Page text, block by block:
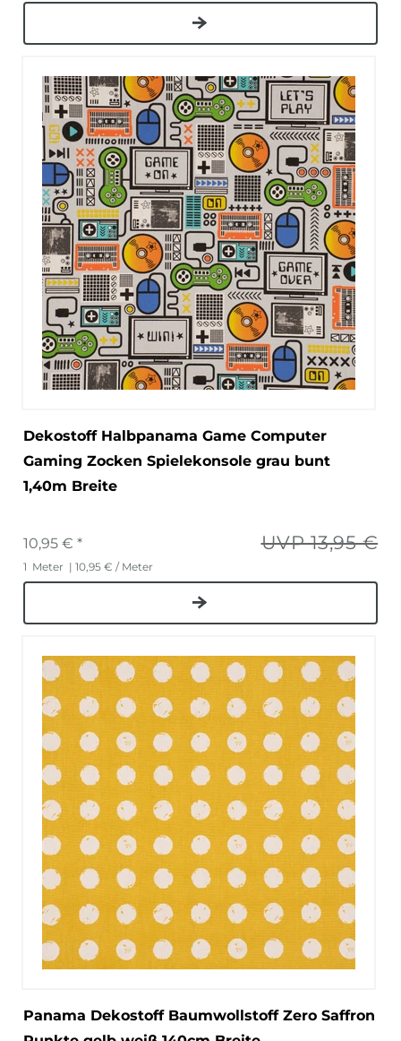
Dekostoff Halbpanama Game Computer
Gaming Zocken Spielekonsole grau bunt
1,40m Breite
UVP 13,95 €
10,95 € *
1 Meter | 10,95 € / Meter
Panama Dekostoff Baumwollstoff Zero Saffron